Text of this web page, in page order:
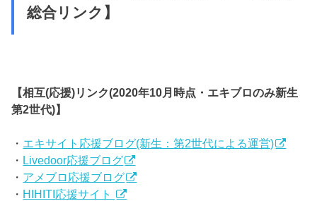
総合リンク】
【相互(応援)リンク(2020年10月時点・エキブロのみ新生
第2世代)】
・ エキサイト応援ブログ(新生：第2世代による運営)
・ Livedoor応援ブログ
・ アメブロ応援ブログ
・ HIHITI応援サイト